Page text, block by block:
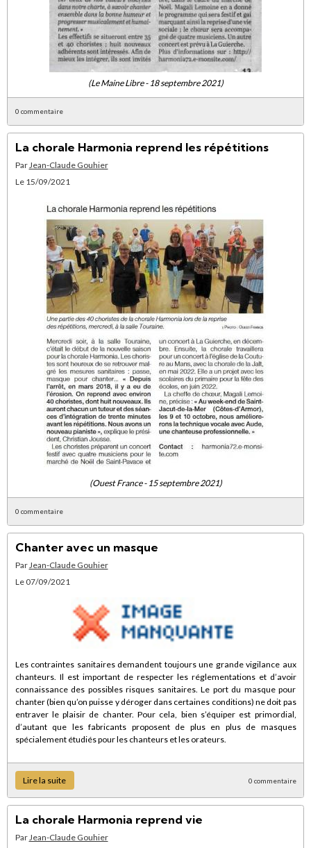
(Le Maine Libre - 18 septembre 2021)
0 commentaire
La chorale Harmonia reprend les répétitions
ParJean-Claude Gouhier
Le 15/09/2021
(Ouest France - 15 septembre 2021)
0 commentaire
Chanter avec un masque
ParJean-Claude Gouhier
Le 07/09/2021
Les contraintes sanitaires demandent toujours une grande vigilance aux
chanteurs. Il est important de respecter les réglementations et d’avoir
connaissance des possibles risques sanitaires. Le port du masque pour
chanter (bien qu’on puisse y déroger dans certaines conditions) ne doit pas
entraver le plaisir de chanter. Pour cela, bien s’équiper est primordial,
d’autant que les fabricants proposent de plus en plus de masques
spécialement étudiés pour les chanteurs et les orateurs.
Lire la suite 0 commentaire
La chorale Harmonia reprend vie
ParJean-Claude Gouhier